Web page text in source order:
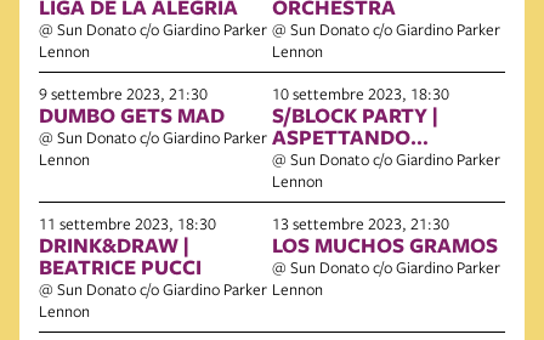
LIGA DE LA ALEGRÍA
@ Sun Donato c/o Giardino Parker
Lennon
ORCHESTRA
@ Sun Donato c/o Giardino Parker
Lennon
9 settembre 2023, 21:30
DUMBO GETS MAD
@ Sun Donato c/o Giardino Parker
Lennon
10 settembre 2023, 18:30
S/BLOCK PARTY |
ASPETTANDO
SGHETTO
@ Sun Donato c/o Giardino Parker
Lennon
11 settembre 2023, 18:30
DRINK&DRAW |
BEATRICE PUCCI
@ Sun Donato c/o Giardino Parker
Lennon
13 settembre 2023, 21:30
LOS MUCHOS GRAMOS
@ Sun Donato c/o Giardino Parker
Lennon